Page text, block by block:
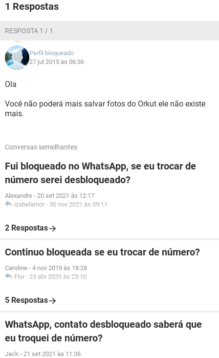
1 Respostas
RESPOSTA 1 / 1
Perfil bloqueado
27 jul 2015 às 06:36
Ola
Você não poderá mais salvar fotos do Orkut ele não existe
mais.
Conversas semelhantes
Fui bloqueado no WhatsApp, se eu trocar de
número serei desbloqueado?
Alexandre - 20 set 2021 às 12:17
izabelamor - 30 nov 2021 às 09:11
2 Respostas
Continuo bloqueada se eu trocar de número?
Caroline - 4 nov 2019 às 18:28
Flor - 23 abr 2020 às 23:10
5 Respostas
WhatsApp, contato desbloqueado saberá que
eu troquei de número?
Jack - 21 set 2021 às 11:36